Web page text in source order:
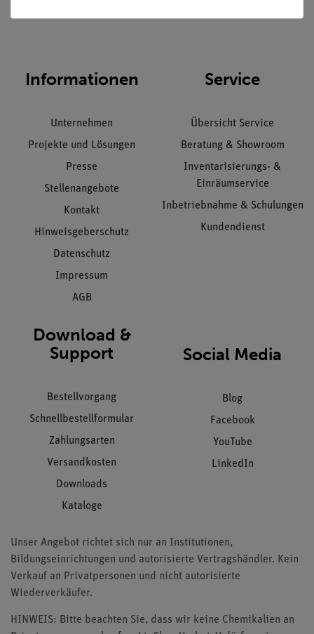
Informationen
Unternehmen
Projekte und Lösungen
Presse
Stellenangebote
Kontakt
Hinweisgeberschutz
Datenschutz
Impressum
AGB
Service
Übersicht Service
Beratung & Showroom
Inventarisierungs- &
Einräumservice
Inbetriebnahme & Schulungen
Kundendienst
Download &
Support
Bestellvorgang
Schnellbestellformular
Zahlungsarten
Versandkosten
Downloads
Kataloge
Social Media
Blog
Facebook
YouTube
LinkedIn
Unser Angebot richtet sich nur an Institutionen,
Bildungseinrichtungen und autorisierte Vertragshändler. Kein
Verkauf an Privatpersonen und nicht autorisierte
Wiederverkäufer.
HINWEIS: Bitte beachten Sie, dass wir keine Chemikalien an